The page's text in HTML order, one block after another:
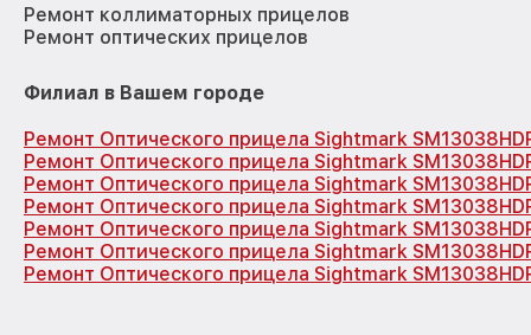
Ремонт коллиматорных прицелов
Ремонт оптических прицелов
Филиал в Вашем городе
Ремонт Оптического прицела Sightmark
Ремонт Оптического прицела Sightmark
Ремонт Оптического прицела Sightmark
Ремонт Оптического прицела Sightmark
Ремонт Оптического прицела Sightmark
Ремонт Оптического прицела Sightmark
Ремонт Оптического прицела Sightmark